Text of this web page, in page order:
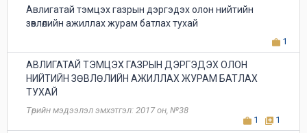
Авлигатай тэмцэх газрын дэргэдэх олон нийтийн
зөвлөлийн ажиллах журам батлах тухай
1
АВЛИГАТАЙ ТЭМЦЭХ ГАЗРЫН ДЭРГЭДЭХ ОЛОН
НИЙТИЙН ЗӨВЛӨЛИЙН АЖИЛЛАХ ЖУРАМ БАТЛАХ
ТУХАЙ
Төрийн мэдээлэл эмхэтгэл: 2017 он, №38
1
1